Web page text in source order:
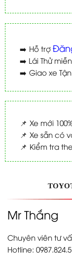
➡️ Hỗ trợ
➡️ Lái Thử
➡️ Giao xe
📌 Xe mới
📌 Xe sẵn có
📌 Kiểm tra
Mr Thắng
Chuyên viên tư
Hotline: